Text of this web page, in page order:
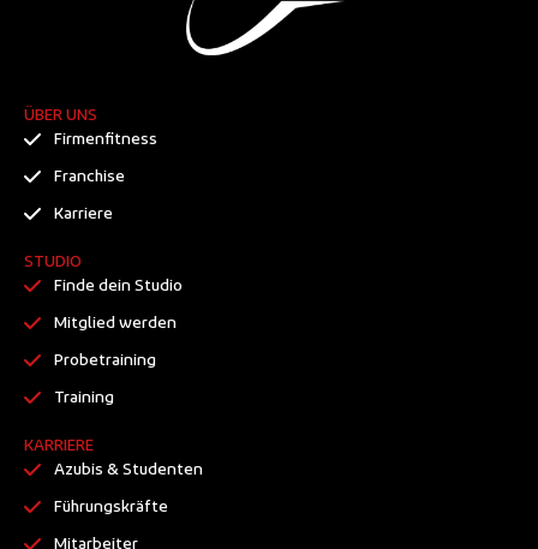
ÜBER UNS
Firmenfitness
Franchise
Karriere
STUDIO
Finde dein Studio
Mitglied werden
Probetraining
Training
KARRIERE
Azubis & Studenten
Führungskräfte
Mitarbeiter